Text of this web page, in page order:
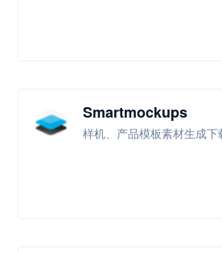
Smartmockups
样机、产品模板素材生成下